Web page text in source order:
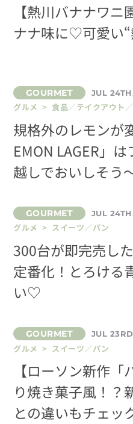
【熱川バナナワ
ナナ味に♡可愛い“
JUL
グルメ > 食品／テイクアウト
規格外のレモンが
EMON LAGER」
越しでおいしそう
JUL
グルメ > スイーツ／パン
300台が即完売し
定番化！とろける
い♡
JUL
グルメ > スイーツ／パン
【ローソン新作
り焼き菓子風！？
との違いもチェッ